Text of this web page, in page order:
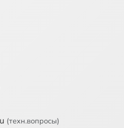
(техн.вопросы)